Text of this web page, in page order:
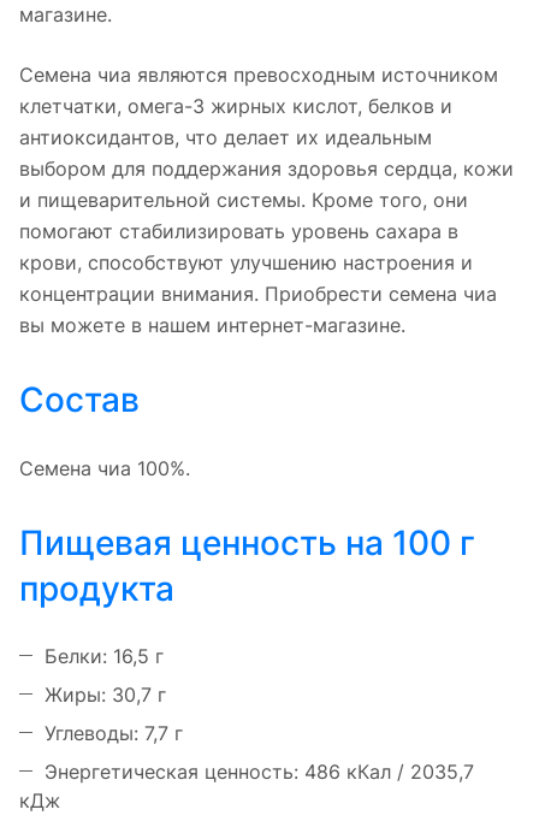
магазине.
Семена чиа являются превосходным источником
клетчатки, омега-3 жирных кислот, белков и
антиоксидантов, что делает их идеальным
выбором для поддержания здоровья сердца, кожи
и пищеварительной системы. Кроме того, они
помогают стабилизировать уровень сахара в
крови, способствуют улучшению настроения и
концентрации внимания. Приобрести семена чиа
вы можете в нашем интернет-магазине.
Состав
Семена чиа 100%.
Пищевая ценность на 100 г
продукта
Белки: 16,5 г
Жиры: 30,7 г
Углеводы: 7,7 г
Энергетическая ценность: 486 кКал / 2035,7
кДж